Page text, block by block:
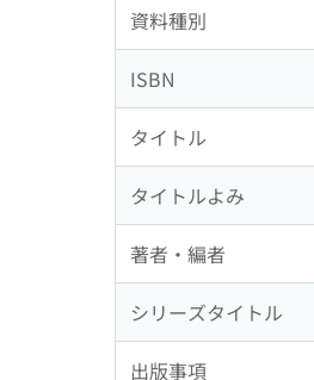
資料種別
ISBN
タイトル
タイトルよみ
著者・編者
シリーズタイトル
出版事項